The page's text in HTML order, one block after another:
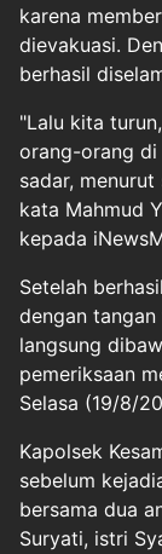
karena
dievakuasi.
berhasil
"Lalu kita
orang-orang di
sadar,
kata Mahmud
kepada
Setelah
dengan
langsung
pemeriksaan
Selasa (19/8/
Kapolsek
sebelum
bersama dua
Suryati, istri